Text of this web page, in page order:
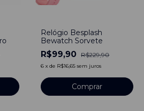
Relógio Besplash
Bewatch Sorvete
R$99,90 R$229,90
6 x de R$16,65 sem juros